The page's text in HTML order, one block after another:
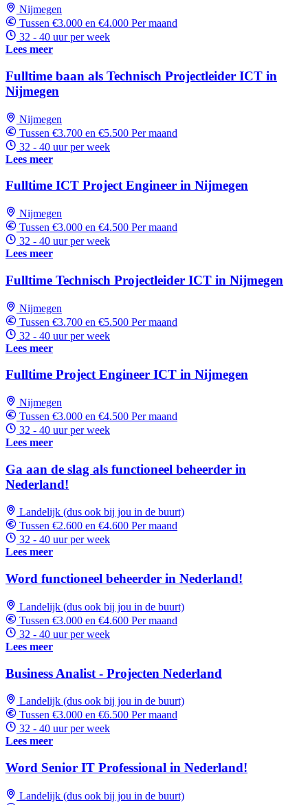
Nijmegen
Tussen €3.000 en €4.000 Per maand
32 - 40 uur per week
Lees meer
Fulltime baan als Technisch Projectleider ICT in
Nijmegen
Nijmegen
Tussen €3.700 en €5.500 Per maand
32 - 40 uur per week
Lees meer
Fulltime ICT Project Engineer in Nijmegen
Nijmegen
Tussen €3.000 en €4.500 Per maand
32 - 40 uur per week
Lees meer
Fulltime Technisch Projectleider ICT in Nijmegen
Nijmegen
Tussen €3.700 en €5.500 Per maand
32 - 40 uur per week
Lees meer
Fulltime Project Engineer ICT in Nijmegen
Nijmegen
Tussen €3.000 en €4.500 Per maand
32 - 40 uur per week
Lees meer
Ga aan de slag als functioneel beheerder in
Nederland!
Landelijk (dus ook bij jou in de buurt)
Tussen €2.600 en €4.600 Per maand
32 - 40 uur per week
Lees meer
Word functioneel beheerder in Nederland!
Landelijk (dus ook bij jou in de buurt)
Tussen €3.000 en €4.600 Per maand
32 - 40 uur per week
Lees meer
Business Analist - Projecten Nederland
Landelijk (dus ook bij jou in de buurt)
Tussen €3.000 en €6.500 Per maand
32 - 40 uur per week
Lees meer
Word Senior IT Professional in Nederland!
Landelijk (dus ook bij jou in de buurt)